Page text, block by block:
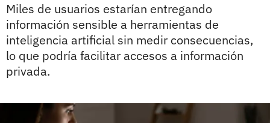
Miles de usuarios estarían entregando
información sensible a herramientas de
inteligencia artificial sin medir consecuencias,
lo que podría facilitar accesos a información
privada.